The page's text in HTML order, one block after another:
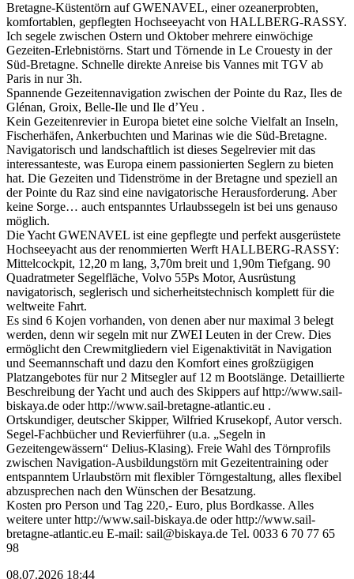
Bretagne-Küstentörn auf GWENAVEL, einer ozeanerprobten,
komfortablen, gepflegten Hochseeyacht von HALLBERG-RASSY.
Ich segele zwischen Ostern und Oktober mehrere einwöchige
Gezeiten-Erlebnistörns. Start und Törnende in Le Crouesty in der
Süd-Bretagne. Schnelle direkte Anreise bis Vannes mit TGV ab
Paris in nur 3h.
Spannende Gezeitennavigation zwischen der Pointe du Raz, Iles de
Glénan, Groix, Belle-Ile und Ile d’Yeu .
Kein Gezeitenrevier in Europa bietet eine solche Vielfalt an Inseln,
Fischerhäfen, Ankerbuchten und Marinas wie die Süd-Bretagne.
Navigatorisch und landschaftlich ist dieses Segelrevier mit das
interessanteste, was Europa einem passionierten Seglern zu bieten
hat. Die Gezeiten und Tidenströme in der Bretagne und speziell an
der Pointe du Raz sind eine navigatorische Herausforderung. Aber
keine Sorge… auch entspanntes Urlaubssegeln ist bei uns genauso
möglich.
Die Yacht GWENAVEL ist eine gepflegte und perfekt ausgerüstete
Hochseeyacht aus der renommierten Werft HALLBERG-RASSY:
Mittelcockpit, 12,20 m lang, 3,70m breit und 1,90m Tiefgang. 90
Quadratmeter Segelfläche, Volvo 55Ps Motor, Ausrüstung
navigatorisch, seglerisch und sicherheitstechnisch komplett für die
weltweite Fahrt.
Es sind 6 Kojen vorhanden, von denen aber nur maximal 3 belegt
werden, denn wir segeln mit nur ZWEI Leuten in der Crew. Dies
ermöglicht den Crewmitgliedern viel Eigenaktivität in Navigation
und Seemannschaft und dazu den Komfort eines großzügigen
Platzangebotes für nur 2 Mitsegler auf 12 m Bootslänge. Detaillierte
Beschreibung der Yacht und auch des Skippers auf http://www.sail-
biskaya.de oder http://www.sail-bretagne-atlantic.eu .
Ortskundiger, deutscher Skipper, Wilfried Krusekopf, Autor versch.
Segel-Fachbücher und Revierführer (u.a. „Segeln in
Gezeitengewässern“ Delius-Klasing). Freie Wahl des Törnprofils
zwischen Navigation-Ausbildungstörn mit Gezeitentraining oder
entspanntem Urlaubstörn mit flexibler Törngestaltung, alles flexibel
abzusprechen nach den Wünschen der Besatzung.
Kosten pro Person und Tag 220,- Euro, plus Bordkasse. Alles
weitere unter http://www.sail-biskaya.de oder http://www.sail-
bretagne-atlantic.eu E-mail: sail@biskaya.de Tel. 0033 6 70 77 65
98
08.07.2026 18:44